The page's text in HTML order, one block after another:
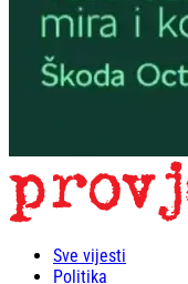
Sve vijesti
Politika